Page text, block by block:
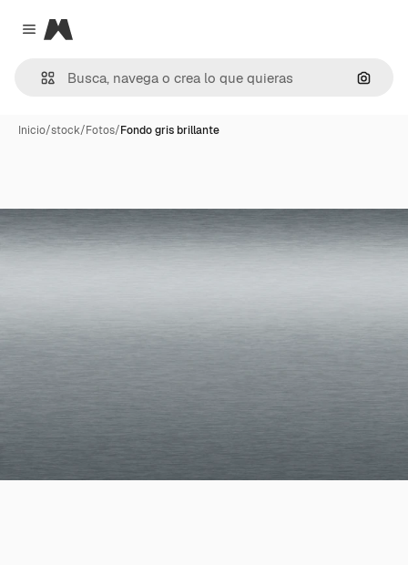
Close menu
Magnific
Inicio/stock/Fotos/Fondo gris brillante